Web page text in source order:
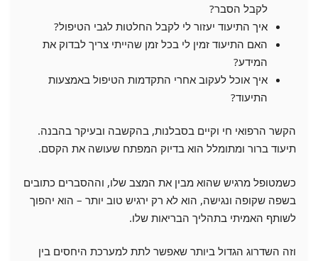
לקבל הסבר?
איך התיעוד יעזור לי לקבל החלטות לגבי הטיפול?
האם התיעוד זמין לי בכל זמן שהייתי צריך לבדוק את
המידע?
איך אוכל לעקוב אחרי התקדמות הטיפול באמצעות
התיעוד?
הקשר הרפואי חי וקיים בסבלנות, בהקשבה ובעיקר בהבנה.
תיעוד ברור ומתומלל הוא בדיוק המפתח שעושה את הקסם.
כשמטופל מרגיש שהוא מבין את המצב שלו, וההסברים כתובים
בשפה שקופה ונגישה, הוא לא רק ירגיש טוב יותר – הוא יהפוך
לשותף האמיתי בתהליך הבריאות שלו.
וזה השדרוג הגדול ביותר שאפשר לתת למערכת היחסים בין